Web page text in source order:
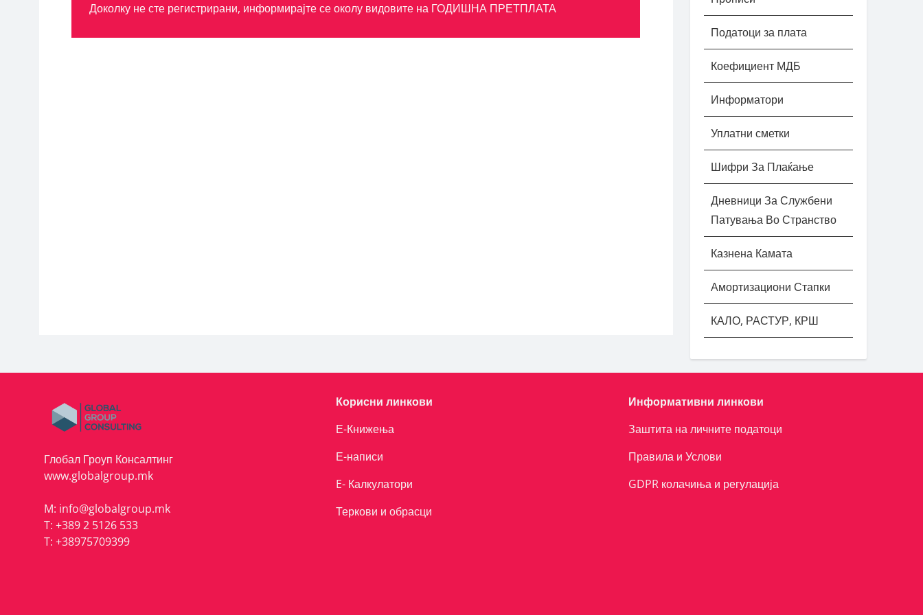
Доколку не сте регистрирани, информирајте се околу видовите на ГОДИШНА ПРЕТПЛАТА
Податоци за плата
Коефициент МДБ
Информатори
Уплатни сметки
Шифри За Плаќање
Дневници За Службени
Патувања Во Странство
Казнена Камата
Амортизациони Стапки
КАЛО, РАСТУР, КРШ
Глобал Гроуп Консалтинг
www.globalgroup.mk
M: info@globalgroup.mk
T: +389 2 5126 533
T: +38975709399
Корисни линкови
Е-Книжења
Е-написи
E- Калкулатори
Теркови и обрасци
Информативни линкови
Заштита на личните податоци
Правила и Услови
GDPR колачиња и регулација